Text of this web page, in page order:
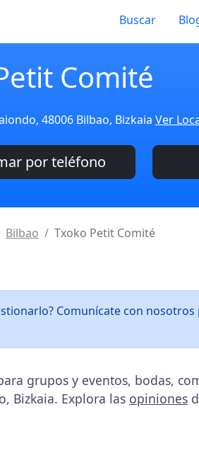
Buscar
Comité
48006 Bilbao, Bizkaia Ver
por teléfono
Bilbao Txoko Petit Comité
Comunícate con nosotros
grupos y eventos, bodas,
Bizkaia. Explora las opiniones